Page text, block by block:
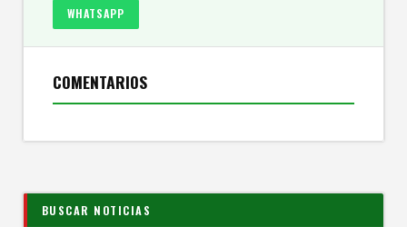
WHATSAPP
COMENTARIOS
BUSCAR NOTICIAS